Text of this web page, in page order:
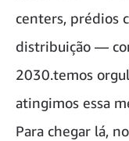
centers, prédios
distribuição —
2030.temos
atingimos essa
Para chegar lá,